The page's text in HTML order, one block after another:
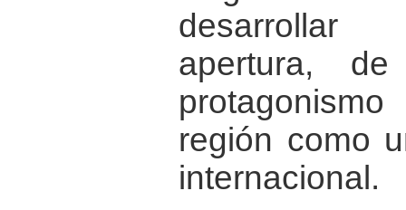
desarrollar
apertura,
región como
internacional.